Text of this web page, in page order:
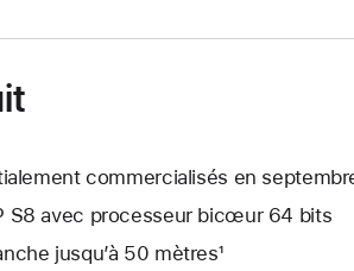
commercialisés en
S8 avec processeur bicœur 64 bits
jusqu’à 50 mètres¹